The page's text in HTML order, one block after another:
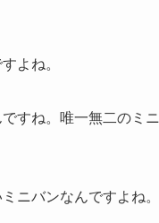
よね。
すね。唯一無二のミニ
ニバンなんですよね。